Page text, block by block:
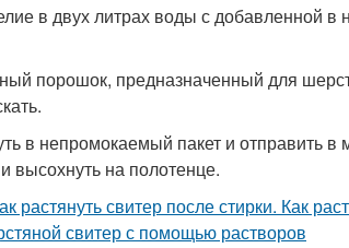
в двух литрах воды с добавленной в
порошок, предназначенный для
в непромокаемый пакет и отправить
высохнуть на полотенце.